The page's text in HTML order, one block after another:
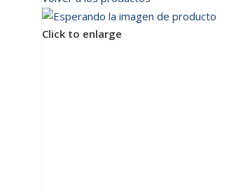
Click to enlarge